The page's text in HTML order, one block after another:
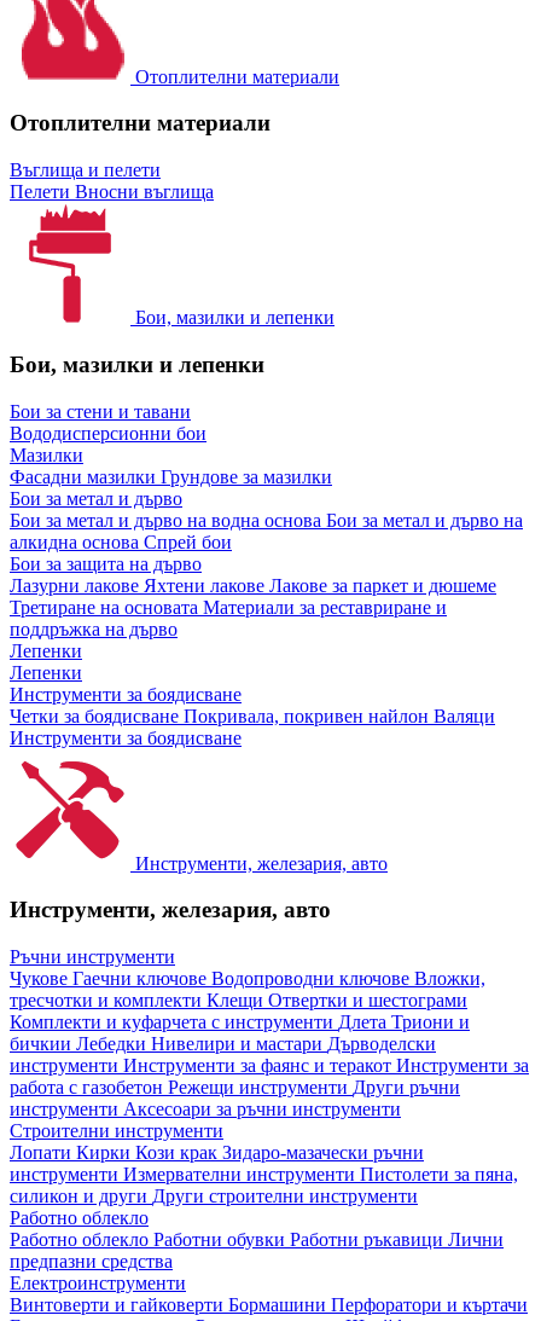
Отоплителни материали
Отоплителни материали
Въглища и пелети
Пелети Вносни въглища
Бои, мазилки и лепенки
Бои, мазилки и лепенки
Бои за стени и тавани
Вододисперсионни бои
Мазилки
Фасадни мазилки Грундове за мазилки
Бои за метал и дърво
Бои за метал и дърво на водна основа Бои за метал и дърво на
алкидна основа Спрей бои
Бои за защита на дърво
Лазурни лакове Яхтени лакове Лакове за паркет и дюшеме
Третиране на основата Материали за реставриране и
поддръжка на дърво
Лепенки
Лепенки
Инструменти за боядисване
Четки за боядисване Покривала, покривен найлон Валяци
Инструменти за боядисване
Инструменти, железария, авто
Инструменти, железария, авто
Ръчни инструменти
Чукове Гаечни ключове Водопроводни ключове Вложки,
тресчотки и комплекти Клещи Отвертки и шестограми
Комплекти и куфарчета с инструменти Длета Триони и
бичкии Лебедки Нивелири и мастари Дърводелски
инструменти Инструменти за фаянс и теракот Инструменти за
работа с газобетон Режещи инструменти Други ръчни
инструменти Аксесоари за ръчни инструменти
Строителни инструменти
Лопати Кирки Кози крак Зидаро-мазачески ръчни
инструменти Измервателни инструменти Пистолети за пяна,
силикон и други Други строителни инструменти
Работно облекло
Работно облекло Работни обувки Работни ръкавици Лични
предпазни средства
Електроинструменти
Винтоверти и гайковерти Бормашини Перфоратори и къртачи